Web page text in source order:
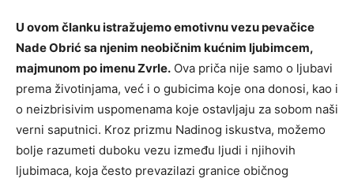
U ovom članku istražujemo emotivnu vezu pevačice
Nade Obrić sa njenim neobičnim kućnim ljubimcem,
majmunom po imenu Zvrle. Ova priča nije samo o ljubavi
prema životinjama, već i o gubicima koje ona donosi, kao i
o neizbrisivim uspomenama koje ostavljaju za sobom naši
verni saputnici. Kroz prizmu Nadinog iskustva, možemo
bolje razumeti duboku vezu između ljudi i njihovih
ljubimaca, koja često prevazilazi granice običnog